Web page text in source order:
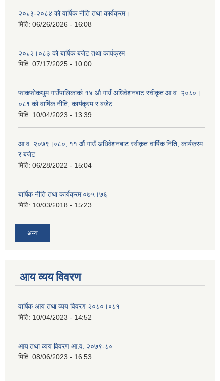
२०८३-२०८४ को वार्षिक नीति तथा कार्यक्रम।
मिति: 06/26/2026 - 16:08
२०८२।०८३ को बार्षिक बजेट तथा कार्यक्रम
मिति: 07/17/2025 - 10:00
फाकफोकथुम गाउँपालिकाको १४ औ गाउँ अधिवेशनबाट स्वीकृत आ.व. २०८०।
०८१ को वार्षिक नीति, कार्यक्रम र बजेट
मिति: 10/04/2023 - 13:39
आ.व. २०७९।०८०, ११ औं गाउँ अधिवेशनबाट स्वीकृत वार्षिक निति, कार्यक्रम
र बजेट
मिति: 06/28/2022 - 15:04
बार्षिक नीति तथा कार्यक्रम ०७५।७६
मिति: 10/03/2018 - 15:23
अन्य
आय व्यय विवरण
वार्षिक आय तथा व्यय विवरण २०८०।०८१
मिति: 10/04/2023 - 14:52
आय तथा व्यय विवरण आ.व. २०७९-८०
मिति: 08/06/2023 - 16:53